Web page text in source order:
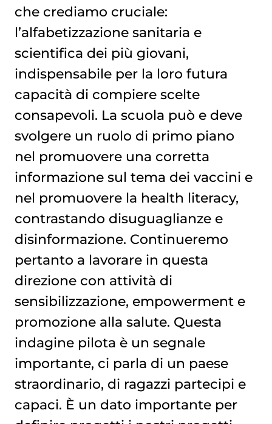
che crediamo cruciale:
l’alfabetizzazione sanitaria e
scientifica dei più giovani,
indispensabile per la loro futura
capacità di compiere scelte
consapevoli. La scuola può e deve
svolgere un ruolo di primo piano
nel promuovere una corretta
informazione sul tema dei vaccini e
nel promuovere la health literacy,
contrastando disuguaglianze e
disinformazione. Continueremo
pertanto a lavorare in questa
direzione con attività di
sensibilizzazione, empowerment e
promozione alla salute. Questa
indagine pilota è un segnale
importante, ci parla di un paese
straordinario, di ragazzi partecipi e
capaci. È un dato importante per